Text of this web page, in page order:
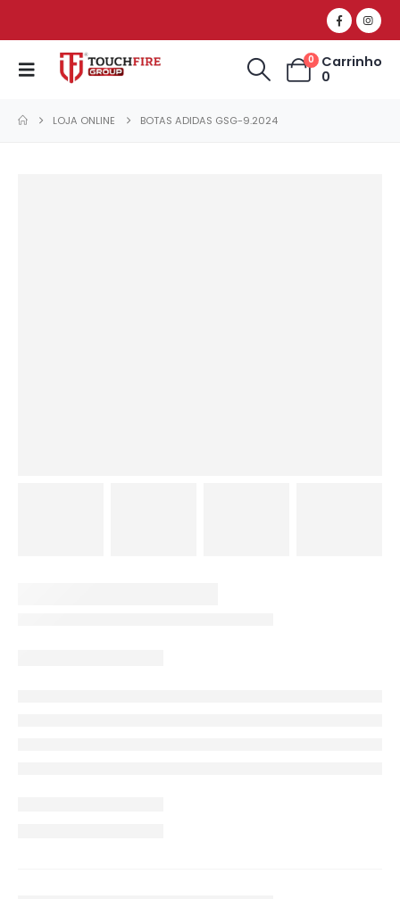
0
Carrinho
0
LOJA ONLINE BOTAS ADIDAS GSG-9.2024